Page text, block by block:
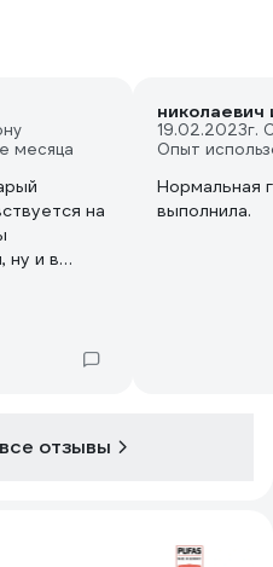
месяца
на
ну и в
по
Также
от 3 до 10
николаевич
19.02.2023г.
Опыт
Нормальная
выполнила.
отзывы